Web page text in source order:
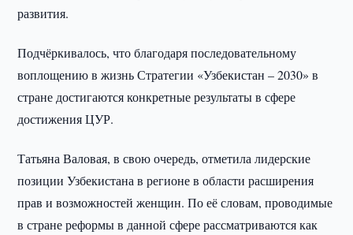
развития.
Подчёркивалось, что благодаря последовательному
воплощению в жизнь Стратегии «Узбекистан – 2030» в
стране достигаются конкретные результаты в сфере
достижения ЦУР.
Татьяна Валовая, в свою очередь, отметила лидерские
позиции Узбекистана в регионе в области расширения
прав и возможностей женщин. По её словам, проводимые
в стране реформы в данной сфере рассматриваются как